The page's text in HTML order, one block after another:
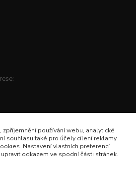
zpříjemnění používání webu, analytické
souhlasu také pro účely cílení reklamy
Nastavení vlastních preferencí
odkazem ve spodní části stránek.